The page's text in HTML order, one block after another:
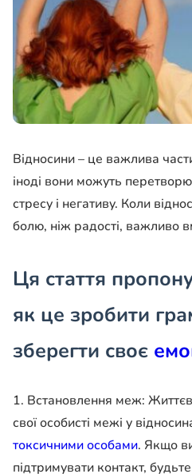
Відносини – це важлива
іноді вони можуть
стресу і негативу. Коли
болю, ніж радості, важливо
Ця стаття
як це зробити
зберегти своє
1. Встановлення меж:
свої особисті межі у
токсичними особами. Якщо
підтримувати контакт,